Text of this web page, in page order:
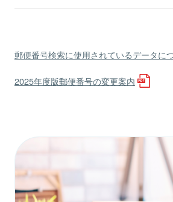
郵便番号検索に使用されているデータに
2025年度版郵便番号の変更案内